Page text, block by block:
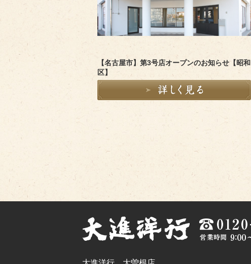
【名古屋市】第3号店オープンのお知らせ【昭和
区】